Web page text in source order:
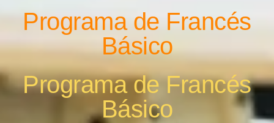
Programa de Francés
Básico
Programa de Francés
Básico